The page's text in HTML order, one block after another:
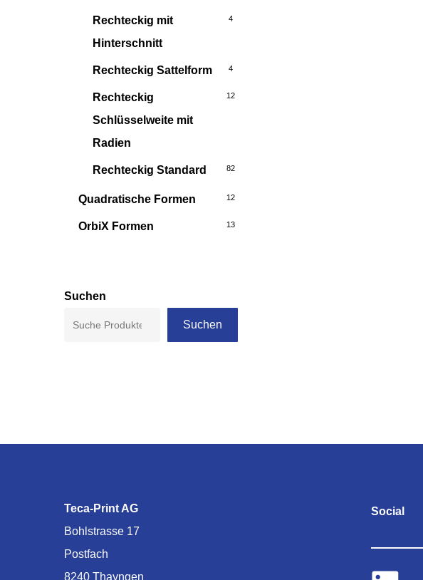
Rechteckig mit
Hinterschnitt
4
Rechteckig Sattelform 4
Rechteckig
Schlüsselweite mit
Radien
12
Rechteckig Standard 82
Quadratische Formen 12
OrbiX Formen 13
Suchen
Suchen
Teca-Print AG
Bohlstrasse 17
Postfach
8240 Thayngen
Social